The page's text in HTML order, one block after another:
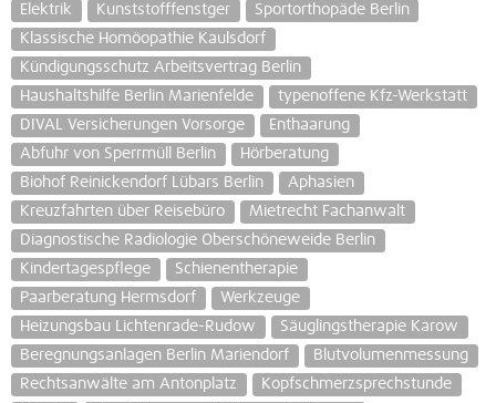
Elektrik
Kunststofffenstger
Sportorthopäde Berlin
Klassische Homöopathie Kaulsdorf
Kündigungsschutz Arbeitsvertrag Berlin
Haushaltshilfe Berlin Marienfelde
typenoffene Kfz-Werkstatt
DIVAL Versicherungen Vorsorge
Enthaarung
Abfuhr von Sperrmüll Berlin
Hörberatung
Biohof Reinickendorf Lübars Berlin
Aphasien
Kreuzfahrten über Reisebüro
Mietrecht Fachanwalt
Diagnostische Radiologie Oberschöneweide Berlin
Kindertagespflege
Schienentherapie
Paarberatung Hermsdorf
Werkzeuge
Heizungsbau Lichtenrade-Rudow
Säuglingstherapie Karow
Beregnungsanlagen Berlin Mariendorf
Blutvolumenmessung
Rechtsanwälte am Antonplatz
Kopfschmerzsprechstunde